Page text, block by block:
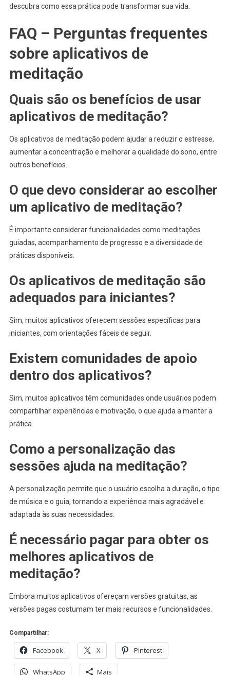
descubra como essa prática pode transformar sua vida.
FAQ – Perguntas frequentes
sobre aplicativos de
meditação
Quais são os benefícios de usar
aplicativos de meditação?
Os aplicativos de meditação podem ajudar a reduzir o estresse,
aumentar a concentração e melhorar a qualidade do sono, entre
outros benefícios.
O que devo considerar ao escolher
um aplicativo de meditação?
É importante considerar funcionalidades como meditações
guiadas, acompanhamento de progresso e a diversidade de
práticas disponíveis.
Os aplicativos de meditação são
adequados para iniciantes?
Sim, muitos aplicativos oferecem sessões específicas para
iniciantes, com orientações fáceis de seguir.
Existem comunidades de apoio
dentro dos aplicativos?
Sim, muitos aplicativos têm comunidades onde usuários podem
compartilhar experiências e motivação, o que ajuda a manter a
prática.
Como a personalização das
sessões ajuda na meditação?
A personalização permite que o usuário escolha a duração, o tipo
de música e o guia, tornando a experiência mais agradável e
adaptada às suas necessidades.
É necessário pagar para obter os
melhores aplicativos de
meditação?
Embora muitos aplicativos ofereçam versões gratuitas, as
versões pagas costumam ter mais recursos e funcionalidades.
Compartilhar:
Facebook X Pinterest
WhatsApp Mais